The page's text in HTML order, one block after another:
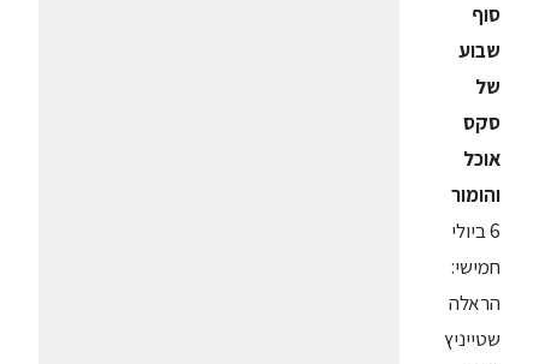
סוף
שבוע
של
סקס
אוכל
והומור
6 ביולי
חמישי:
הראלה
שטייניץ